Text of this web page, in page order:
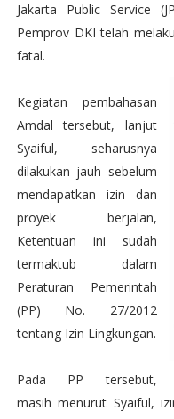
Jakarta Public Service
Pemprov DKI telah
fatal.
Kegiatan pembahasan
Amdal tersebut, lanjut
Syaiful, seharusnya
dilakukan jauh sebelum
mendapatkan izin dan
proyek berjalan,
Ketentuan ini sudah
termaktub dalam
Peraturan Pemerintah
(PP) No. 27/2012
tentang Izin Lingkungan.
Pada PP tersebut,
masih menurut Syaiful,